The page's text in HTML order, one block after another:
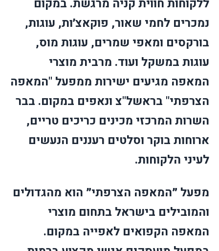
ללקוחות חווית קניה מרגשת. במקום
נמכרים לחמי שאור, פוקאצ׳ות, עוגות,
בורקסים ומאפי שמרים, עוגות מוס,
עוגות במשקל ועוד. מרבית מוצרי
המאפה מגיעים ישירות ממפעל "המאפה
הצרפתי" בראשל"צ ונאפים במקום. בבר
השרות המרכזי מכינים כריכים טריים,
ארוחות בוקר וסלטים רעננים הנעשים
לעיני הלקוחות.
מפעל ״המאפה הצרפתי״ הוא מהגדולים
והמובילים בישראל בתחום מוצרי
המאפה הקפואים לאפייה במקום.